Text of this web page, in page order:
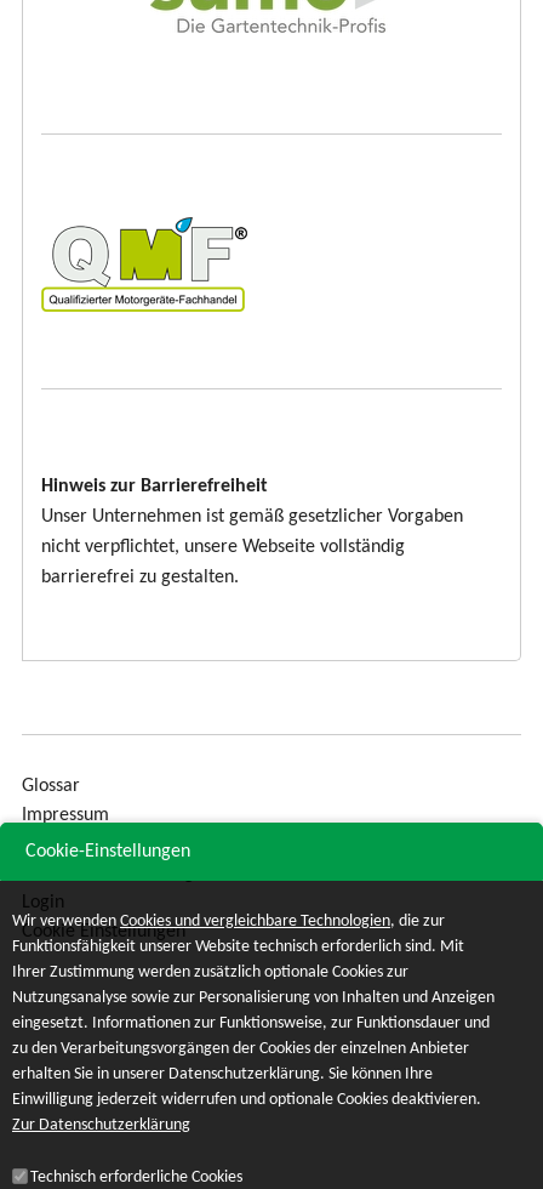
Hinweis zur Barrierefreiheit
Unser Unternehmen ist gemäß gesetzlicher Vorgaben
nicht verpflichtet, unsere Webseite vollständig
barrierefrei zu gestalten.
Glossar
Impressum
Sitemap
Login
Cookie Einstellungen
Cookie-Einstellungen
Wir verwenden Cookies und vergleichbare Technologien, die zur
Funktionsfähigkeit unserer Website technisch erforderlich sind. Mit
Ihrer Zustimmung werden zusätzlich optionale Cookies zur
Nutzungsanalyse sowie zur Personalisierung von Inhalten und Anzeigen
eingesetzt. Informationen zur Funktionsweise, zur Funktionsdauer und
zu den Verarbeitungsvorgängen der Cookies der einzelnen Anbieter
erhalten Sie in unserer Datenschutzerklärung. Sie können Ihre
Einwilligung jederzeit widerrufen und optionale Cookies deaktivieren.
Zur Datenschutzerklärung
Technisch erforderliche Cookies